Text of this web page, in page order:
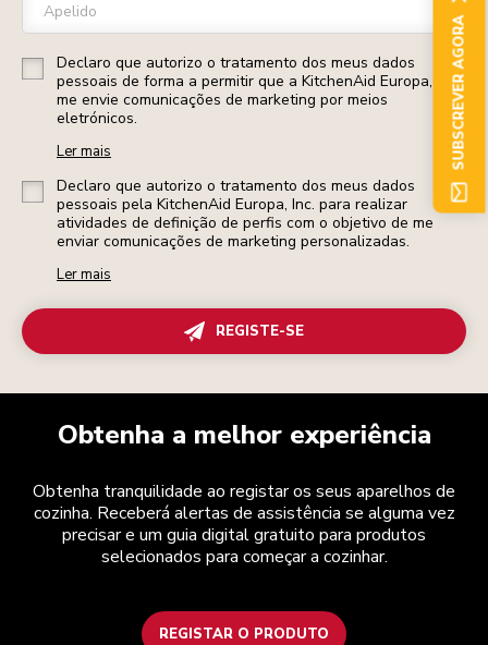
Apelido
Declaro que autorizo o tratamento dos meus dados
pessoais de forma a permitir que a KitchenAid Europa, Inc.
me envie comunicações de marketing por meios
eletrónicos.
Ler mais
Declaro que autorizo o tratamento dos meus dados
pessoais pela KitchenAid Europa, Inc. para realizar
atividades de definição de perfis com o objetivo de me
enviar comunicações de marketing personalizadas.
Ler mais
REGISTE-SE
Obtenha a melhor experiência
Obtenha tranquilidade ao registar os seus aparelhos de
cozinha. Receberá alertas de assistência se alguma vez
precisar e um guia digital gratuito para produtos
selecionados para começar a cozinhar.
REGISTAR O PRODUTO
SUBSCREVER AGORA